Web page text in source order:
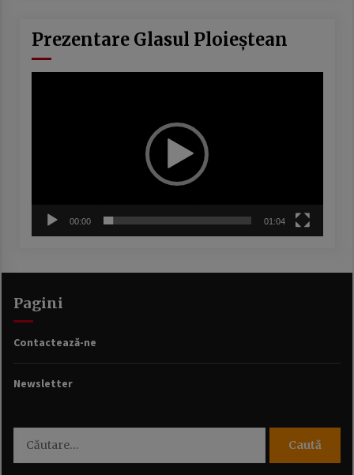
Prezentare Glasul Ploieștean
00:00 01:04
Pagini
Contactează-ne
Newsletter
după: